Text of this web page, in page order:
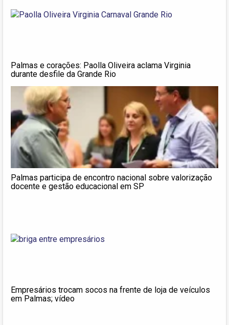
Palmas e corações: Paolla Oliveira aclama Virginia
durante desfile da Grande Rio
Palmas participa de encontro nacional sobre valorização
docente e gestão educacional em SP
Empresários trocam socos na frente de loja de veículos
em Palmas; vídeo